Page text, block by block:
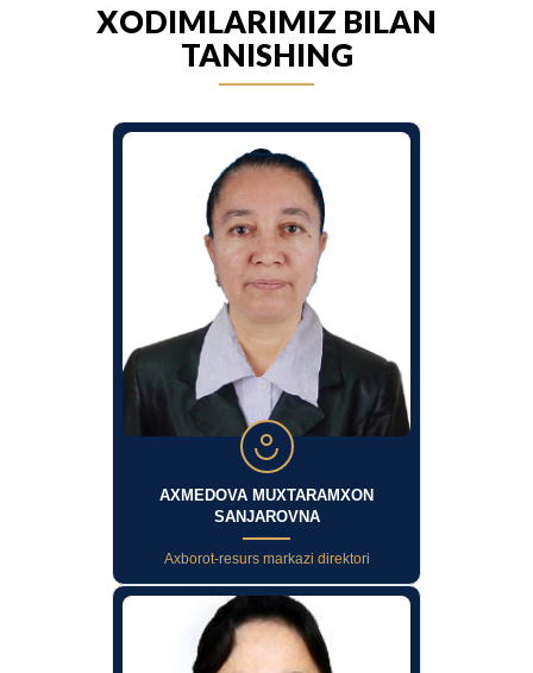
XODIMLARIMIZ BILAN
TANISHING
AXMEDOVA MUXTARAMXON
SANJAROVNA
Axborot-resurs markazi direktori